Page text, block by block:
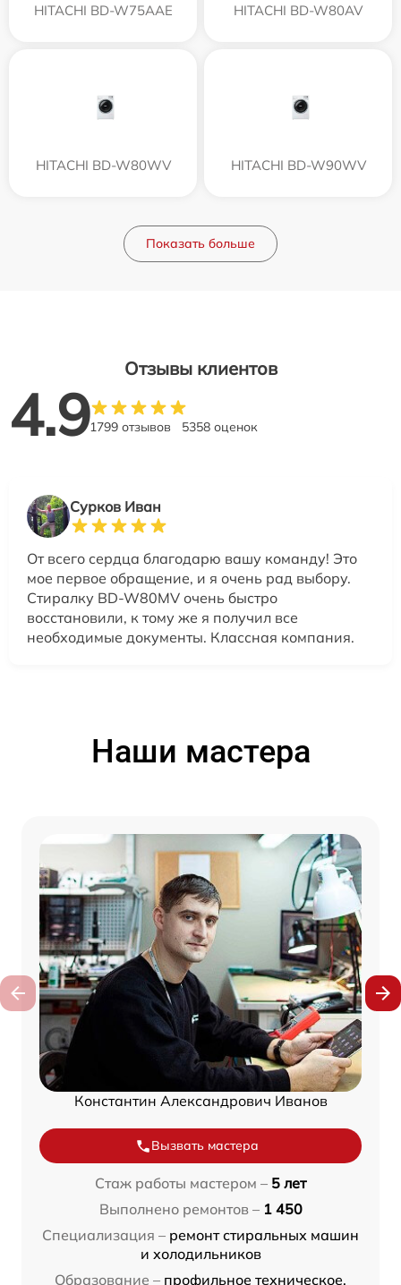
HITACHI BD-W75AAE HITACHI BD-W80AV
HITACHI BD-W80WV HITACHI BD-W90WV
Показать больше
Отзывы клиентов
4.91799 отзывов 5358 оценок
Сурков Иван
От всего сердца благодарю вашу команду! Это
мое первое обращение, и я очень рад выбору.
Стиралку BD-W80MV очень быстро
восстановили, к тому же я получил все
необходимые документы. Классная компания.
Наши мастера
Константин Александрович Иванов
Вызвать мастера
Стаж работы мастером – 5 лет
Выполнено ремонтов – 1 450
Специализация – ремонт стиральных машин
и холодильников
Образование – профильное техническое,